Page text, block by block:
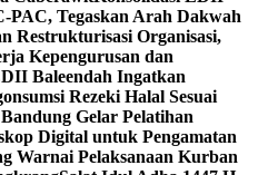
PAC, Tegaskan Arah Dakwah
Restrukturisasi Organisasi,
Kepengurusan dan
Baleendah Ingatkan
Rezeki Halal Sesuai
Gelar Pelatihan
Digital untuk Pengamatan
Warnai Pelaksanaan Kurban